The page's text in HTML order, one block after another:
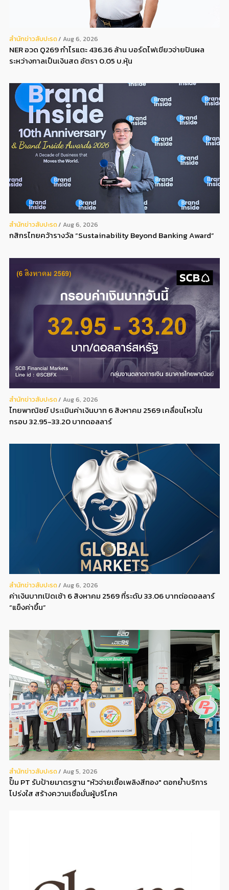
สํานักข่าวสับปะรด Aug 6, 2026
NER อวด Q269 กำไรแตะ 436.36 ล้าน บอร์ดไฟเขียวจ่ายปันผล
ระหว่างกาลเป็นเงินสด อัตรา 0.05 บ.หุ้น
สํานักข่าวสับปะรด Aug 6, 2026
กสิกรไทยคว้ารางวัล “Sustainability Beyond Banking Award”
สํานักข่าวสับปะรด Aug 6, 2026
ไทยพาณิชย์ ประเมินค่าเงินบาท 6 สิงหาคม 2569 เคลื่อนไหวใน
กรอบ 32.95-33.20 บาทดอลลาร์
สํานักข่าวสับปะรด Aug 6, 2026
ค่าเงินบาทเปิดเช้า 6 สิงหาคม 2569 ที่ระดับ 33.06 บาทต่อดอลลาร์
“แข็งค่าขึ้น”
สํานักข่าวสับปะรด Aug 5, 2026
ปั๊ม PT รับป้ายมาตรฐาน "หัวจ่ายเชื้อเพลิงสีทอง" ตอกย้ำบริการ
โปร่งใส สร้างความเชื่อมั่นผู้บริโภค